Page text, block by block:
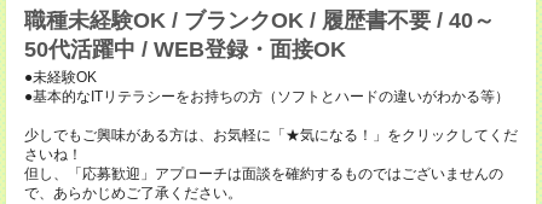
職種未経験OK / ブランクOK / 履歴書不要 / 40～
50代活躍中 / WEB登録・面接OK
●未経験OK
●基本的なITリテラシーをお持ちの方（ソフトとハードの違いがわかる等）
少しでもご興味がある方は、お気軽に「★気になる！」をクリックしてくだ
さいね！
但し、「応募歓迎」アプローチは面談を確約するものではございませんの
で、あらかじめご了承ください。